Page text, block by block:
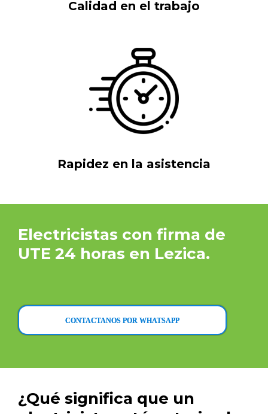
Calidad en el trabajo
Rapidez en la asistencia
Electricistas con firma de
UTE 24 horas en Lezica.
CONTACTANOS POR WHATSAPP
¿Qué significa que un